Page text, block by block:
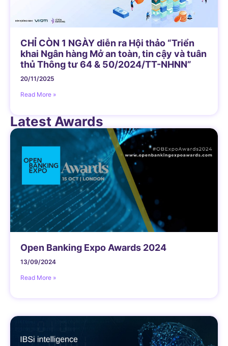
CHỈ CÒN 1 NGÀY diễn ra Hội thảo “Triển
khai Ngân hàng Mở an toàn, tin cậy và tuân
thủ Thông tư 64 & 50/2024/TT-NHNN”
20/11/2025
Read More »
Latest Awards
Open Banking Expo Awards 2024
13/09/2024
Read More »